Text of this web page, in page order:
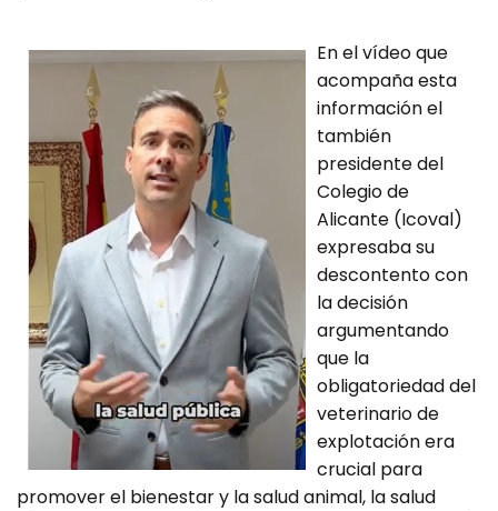
En el vídeo que
acompaña esta
información el
también
presidente del
Colegio de
Alicante (Icoval)
expresaba su
descontento con
la decisión
argumentando
que la
obligatoriedad del
veterinario de
explotación era
crucial para
promover el bienestar y la salud animal, la salud